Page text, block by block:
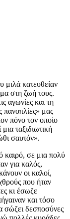
κατευθείαν
στη ζωή τους.
αγωνίες και τη
πανοπλίες» μας
πόνο τον οποίο
ταξιδιωτική
σαυτόν».
καιρό, σε μια πολύ
για καλός,
οι καλοί,
που ήταν
κι έσωζε
και τόσο
σώζει δεσποσύνες